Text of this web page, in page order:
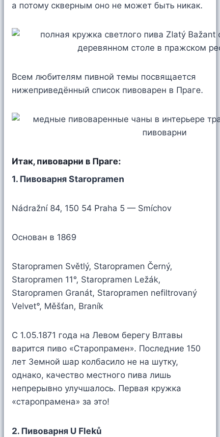
а потому скверным оно не может быть никак.
Всем любителям пивной темы посвящается
нижеприведённый список пивоварен в Праге.
Итак, пивоварни в Праге:
1. Пивоварня Staropramen
Nádražní 84, 150 54 Praha 5 — Smíchov
Основан в 1869
Staropramen Světlý, Staropramen Černý,
Staropramen 11°, Staropramen Ležák,
Staropramen Granát, Staropramen nefiltrovaný
Velvet°, Měšťan, Braník
С 1.05.1871 года на Левом берегу Влтавы
варится пиво «Старопрамен». Последние 150
лет Земной шар колбасило не на шутку,
однако, качество местного пива лишь
непрерывно улучшалось. Первая кружка
«старопрамена» за это!
2. Пивоварня U Fleků